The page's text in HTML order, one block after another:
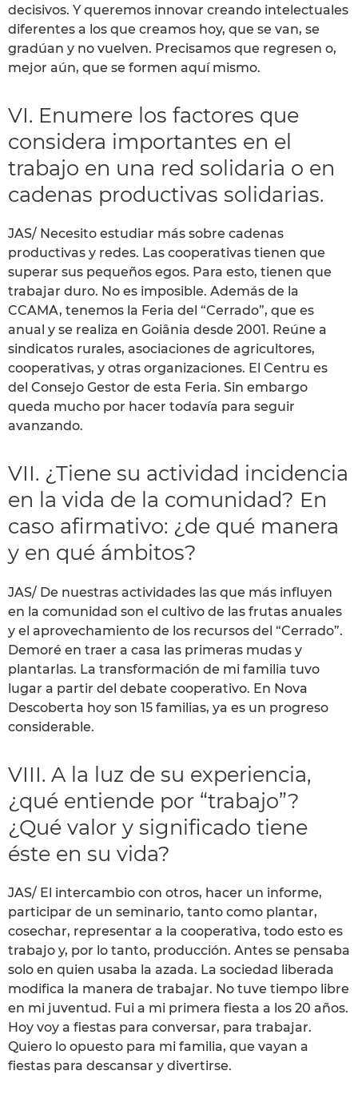
decisivos. Y queremos innovar creando intelectuales
diferentes a los que creamos hoy, que se van, se
gradúan y no vuelven. Precisamos que regresen o,
mejor aún, que se formen aquí mismo.
VI. Enumere los factores que
considera importantes en el
trabajo en una red solidaria o en
cadenas productivas solidarias.
JAS/ Necesito estudiar más sobre cadenas
productivas y redes. Las cooperativas tienen que
superar sus pequeños egos. Para esto, tienen que
trabajar duro. No es imposible. Además de la
CCAMA, tenemos la Feria del “Cerrado”, que es
anual y se realiza en Goiânia desde 2001. Reúne a
sindicatos rurales, asociaciones de agricultores,
cooperativas, y otras organizaciones. El Centru es
del Consejo Gestor de esta Feria. Sin embargo
queda mucho por hacer todavía para seguir
avanzando.
VII. ¿Tiene su actividad incidencia
en la vida de la comunidad? En
caso afirmativo: ¿de qué manera
y en qué ámbitos?
JAS/ De nuestras actividades las que más influyen
en la comunidad son el cultivo de las frutas anuales
y el aprovechamiento de los recursos del “Cerrado”.
Demoré en traer a casa las primeras mudas y
plantarlas. La transformación de mi familia tuvo
lugar a partir del debate cooperativo. En Nova
Descoberta hoy son 15 familias, ya es un progreso
considerable.
VIII. A la luz de su experiencia,
¿qué entiende por “trabajo”?
¿Qué valor y significado tiene
éste en su vida?
JAS/ El intercambio con otros, hacer un informe,
participar de un seminario, tanto como plantar,
cosechar, representar a la cooperativa, todo esto es
trabajo y, por lo tanto, producción. Antes se pensaba
solo en quien usaba la azada. La sociedad liberada
modifica la manera de trabajar. No tuve tiempo libre
en mi juventud. Fui a mi primera fiesta a los 20 años.
Hoy voy a fiestas para conversar, para trabajar.
Quiero lo opuesto para mi familia, que vayan a
fiestas para descansar y divertirse.